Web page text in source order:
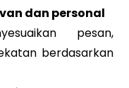
dan personal
pesan,
berdasarkan